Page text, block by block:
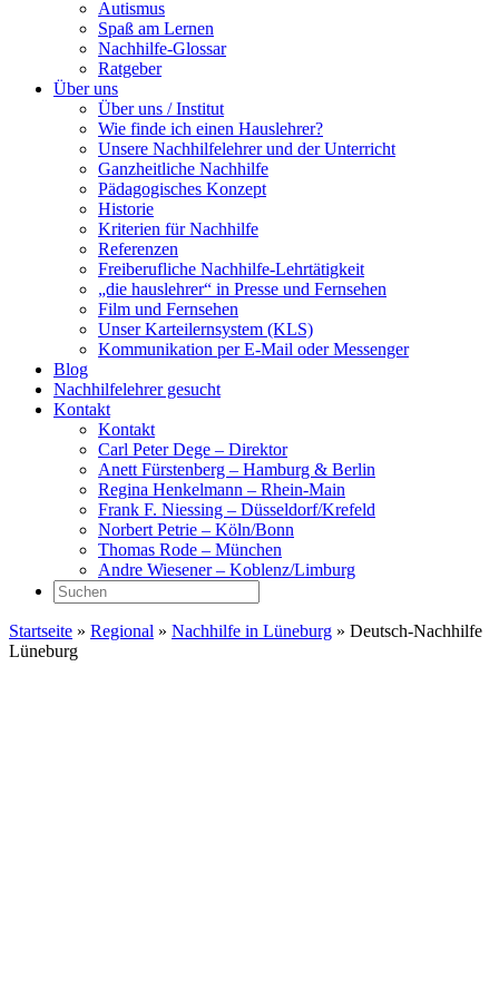
Autismus
Spaß am Lernen
Nachhilfe-Glossar
Ratgeber
Über uns
Über uns / Institut
Wie finde ich einen Hauslehrer?
Unsere Nachhilfelehrer und der Unterricht
Ganzheitliche Nachhilfe
Pädagogisches Konzept
Historie
Kriterien für Nachhilfe
Referenzen
Freiberufliche Nachhilfe-Lehrtätigkeit
„die hauslehrer“ in Presse und Fernsehen
Film und Fernsehen
Unser Karteilernsystem (KLS)
Kommunikation per E-Mail oder Messenger
Blog
Nachhilfelehrer gesucht
Kontakt
Kontakt
Carl Peter Dege – Direktor
Anett Fürstenberg – Hamburg & Berlin
Regina Henkelmann – Rhein-Main
Frank F. Niessing – Düsseldorf/Krefeld
Norbert Petrie – Köln/Bonn
Thomas Rode – München
Andre Wiesener – Koblenz/Limburg
Startseite » Regional » Nachhilfe in Lüneburg » Deutsch-Nachhilfe
Lüneburg